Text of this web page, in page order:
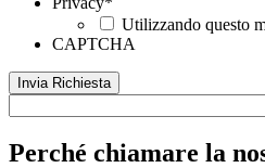
Utilizzando questo
CAPTCHA
Perché chiamare la